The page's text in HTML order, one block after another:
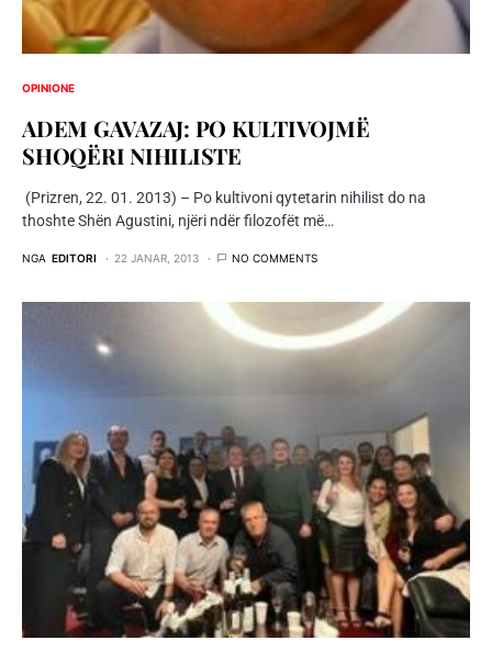
OPINIONE
ADEM GAVAZAJ: PO KULTIVOJMË
SHOQËRI NIHILISTE
(Prizren, 22. 01. 2013) – Po kultivoni qytetarin nihilist do na
thoshte Shën Agustini, njëri ndër filozofët më…
NGA EDITORI 22 JANAR, 2013 NO COMMENTS